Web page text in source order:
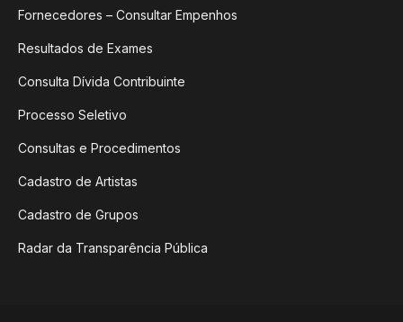
Fornecedores – Consultar Empenhos
Resultados de Exames
Consulta Dívida Contribuinte
Processo Seletivo
Consultas e Procedimentos
Cadastro de Artistas
Cadastro de Grupos
Radar da Transparência Pública